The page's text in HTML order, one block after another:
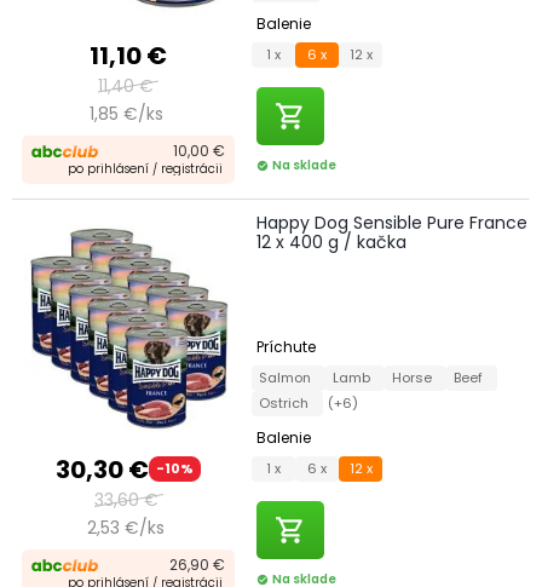
11,10 €
11,40 €
1,85 €/ks
10,00 €
po prihlásení / registrácii
Balenie
1 x 6 x 12 x
shopping_cart
check_circle Na sklade
30,30 € -10%
33,60 €
2,53 €/ks
26,90 €
po prihlásení / registrácii
Happy Dog Sensible Pure France
12 x 400 g / kačka
Príchute
Salmon Lamb Horse
Beef
Ostrich
(+6)
Balenie
1 x 6 x 12 x
shopping_cart
check_circle Na sklade